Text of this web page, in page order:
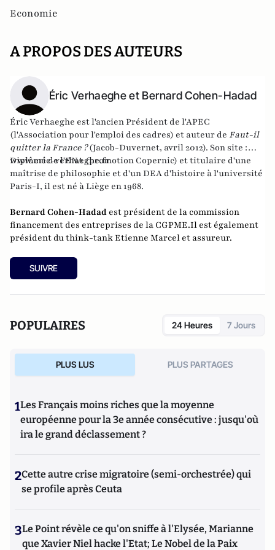
Economie
A PROPOS DES AUTEURS
Éric Verhaeghe et Bernard Cohen-Hadad
Éric Verhaeghe est l'ancien Président de l'APEC
(l'Association pour l'emploi des cadres) et auteur de Faut-il
quitter la France ?(Jacob-Duvernet, avril 2012). Son site :
www.eric-verhaeghe.fr
Diplômé de l'ENA (promotion Copernic) et titulaire d'une
maîtrise de philosophie et d'un DEA d'histoire à l'université
Paris-I, il est né à Liège en 1968.
Bernard Cohen-Hadad estprésident de la commission
financement des entreprises de la CGPME.Il est également
président du think-tank Etienne Marcel et assureur.
SUIVRE
POPULAIRES 24 Heures 7 Jours
PLUS LUS PLUS PARTAGES
1Les Français moins riches que la moyenne
européenne pour la 3e année consécutive : jusqu'où
ira le grand déclassement ?
2Cette autre crise migratoire (semi-orchestrée) qui
se profile après Ceuta
3Le Point révèle ce qu'on sniffe à l'Elysée, Marianne
que Xavier Niel hacke l'Etat; Le Nobel de la Paix